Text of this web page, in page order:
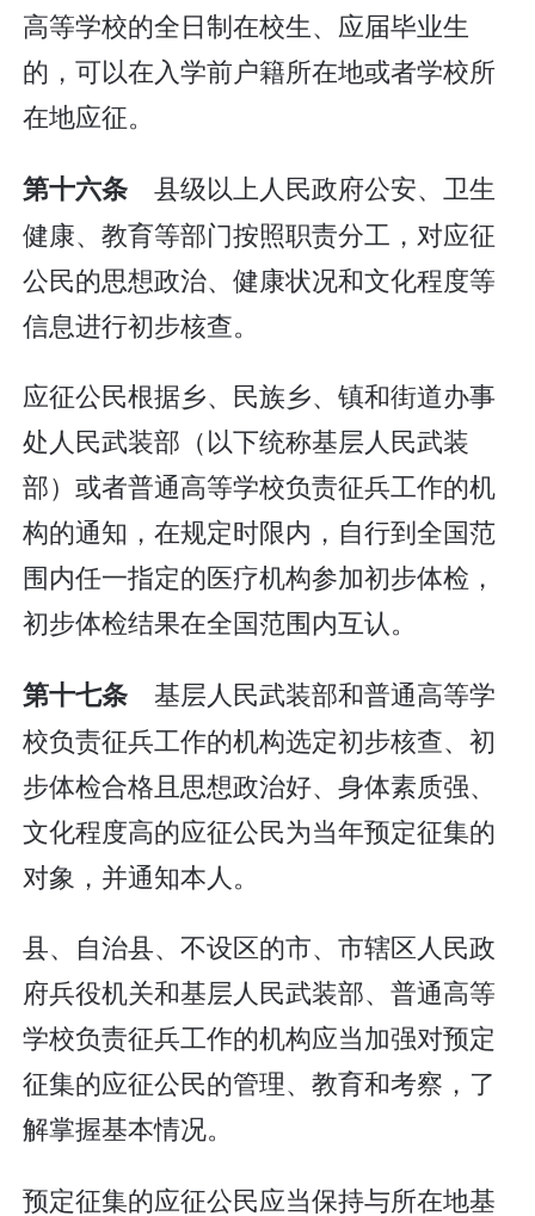
高等学校的全日制在校生、应届毕业生
的，可以在入学前户籍所在地或者学校所
在地应征。
第十六条 县级以上人民政府公安、卫生
健康、教育等部门按照职责分工，对应征
公民的思想政治、健康状况和文化程度等
信息进行初步核查。
应征公民根据乡、民族乡、镇和街道办事
处人民武装部（以下统称基层人民武装
部）或者普通高等学校负责征兵工作的机
构的通知，在规定时限内，自行到全国范
围内任一指定的医疗机构参加初步体检，
初步体检结果在全国范围内互认。
第十七条 基层人民武装部和普通高等学
校负责征兵工作的机构选定初步核查、初
步体检合格且思想政治好、身体素质强、
文化程度高的应征公民为当年预定征集的
对象，并通知本人。
县、自治县、不设区的市、市辖区人民政
府兵役机关和基层人民武装部、普通高等
学校负责征兵工作的机构应当加强对预定
征集的应征公民的管理、教育和考察，了
解掌握基本情况。
预定征集的应征公民应当保持与所在地基